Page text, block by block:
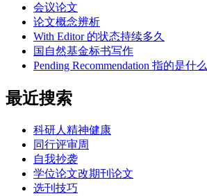
会议论文
论文概念辨析
With Editor 的状态持续多久
国自然基金标书写作
Pending Recommendation 指的是什么
最近搜索
科研人精神健康
同行评审周
自我抄袭
学位论文改期刊论文
选刊技巧